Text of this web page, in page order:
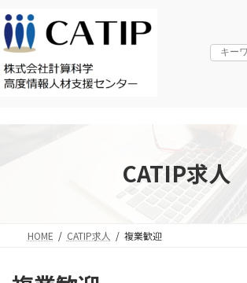
ン
テ
ン
ツ
へ
ビ
ゲ
ー
シ
ョ
CATIP求人
HOME CATIP求人 複業歓迎